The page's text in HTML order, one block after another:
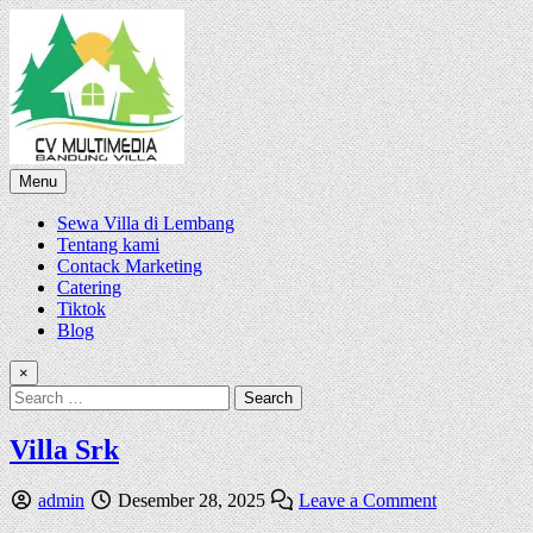
content
Menu
Sewa Villa di Lembang
Tentang kami
Contack Marketing
Catering
Tiktok
Blog
×
Search
for:
Villa Srk
Author:
admin
Published
Date:
Desember 28, 2025 Leave a Commenton
Villa